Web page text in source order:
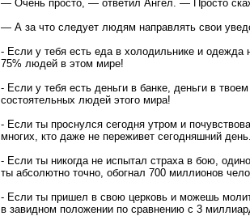
— Очень просто, — ответил Ангел. — Просто
— А за что следует людям направлять свои
- Если у тебя есть еда в холодильнике и
75% людей в этом мире!
- Если у тебя есть деньги в банке, деньги в
состоятельных людей этого мира!
- Если ты проснулся сегодня утром и
многих, кто даже не переживет сегодняшний день.
- Если ты никогда не испытал страха в бою,
ты абсолютно точно, обогнал 700 миллионов
- Если ты пришел в свою церковь и можешь
в завидном положении по сравнению с 3